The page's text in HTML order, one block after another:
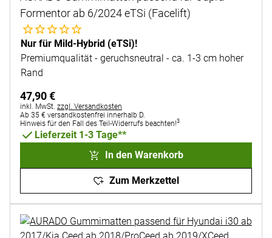
Formentor ab 6/2024 eTSi (Facelift)
Noch keine Bewertungen abgegeben
Nur für Mild-Hybrid (eTSi)!
Premiumqualität - geruchsneutral - ca. 1-3 cm hoher
Rand
47,90€
Steuerhinweis:
inkl. MwSt. zzgl. Versandkosten
Ab 35 € versandkostenfrei innerhalb D.
Hinweis für den Fall des Teil-Widerrufs beachten!3
Lieferzeit 1-3 Tage**
In den Warenkorb
Zum Merkzettel